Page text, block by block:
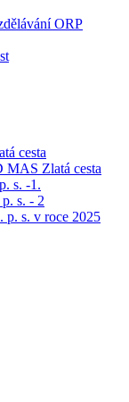
ORP
cesta
MAS Zlatá cesta
s. -1.
s. - 2
p. s. v roce 2025